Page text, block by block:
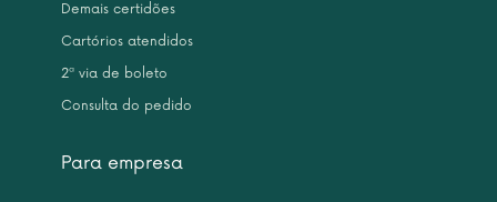
Demais certidões
Cartórios atendidos
2ª via de boleto
Consulta do pedido
Para empresa